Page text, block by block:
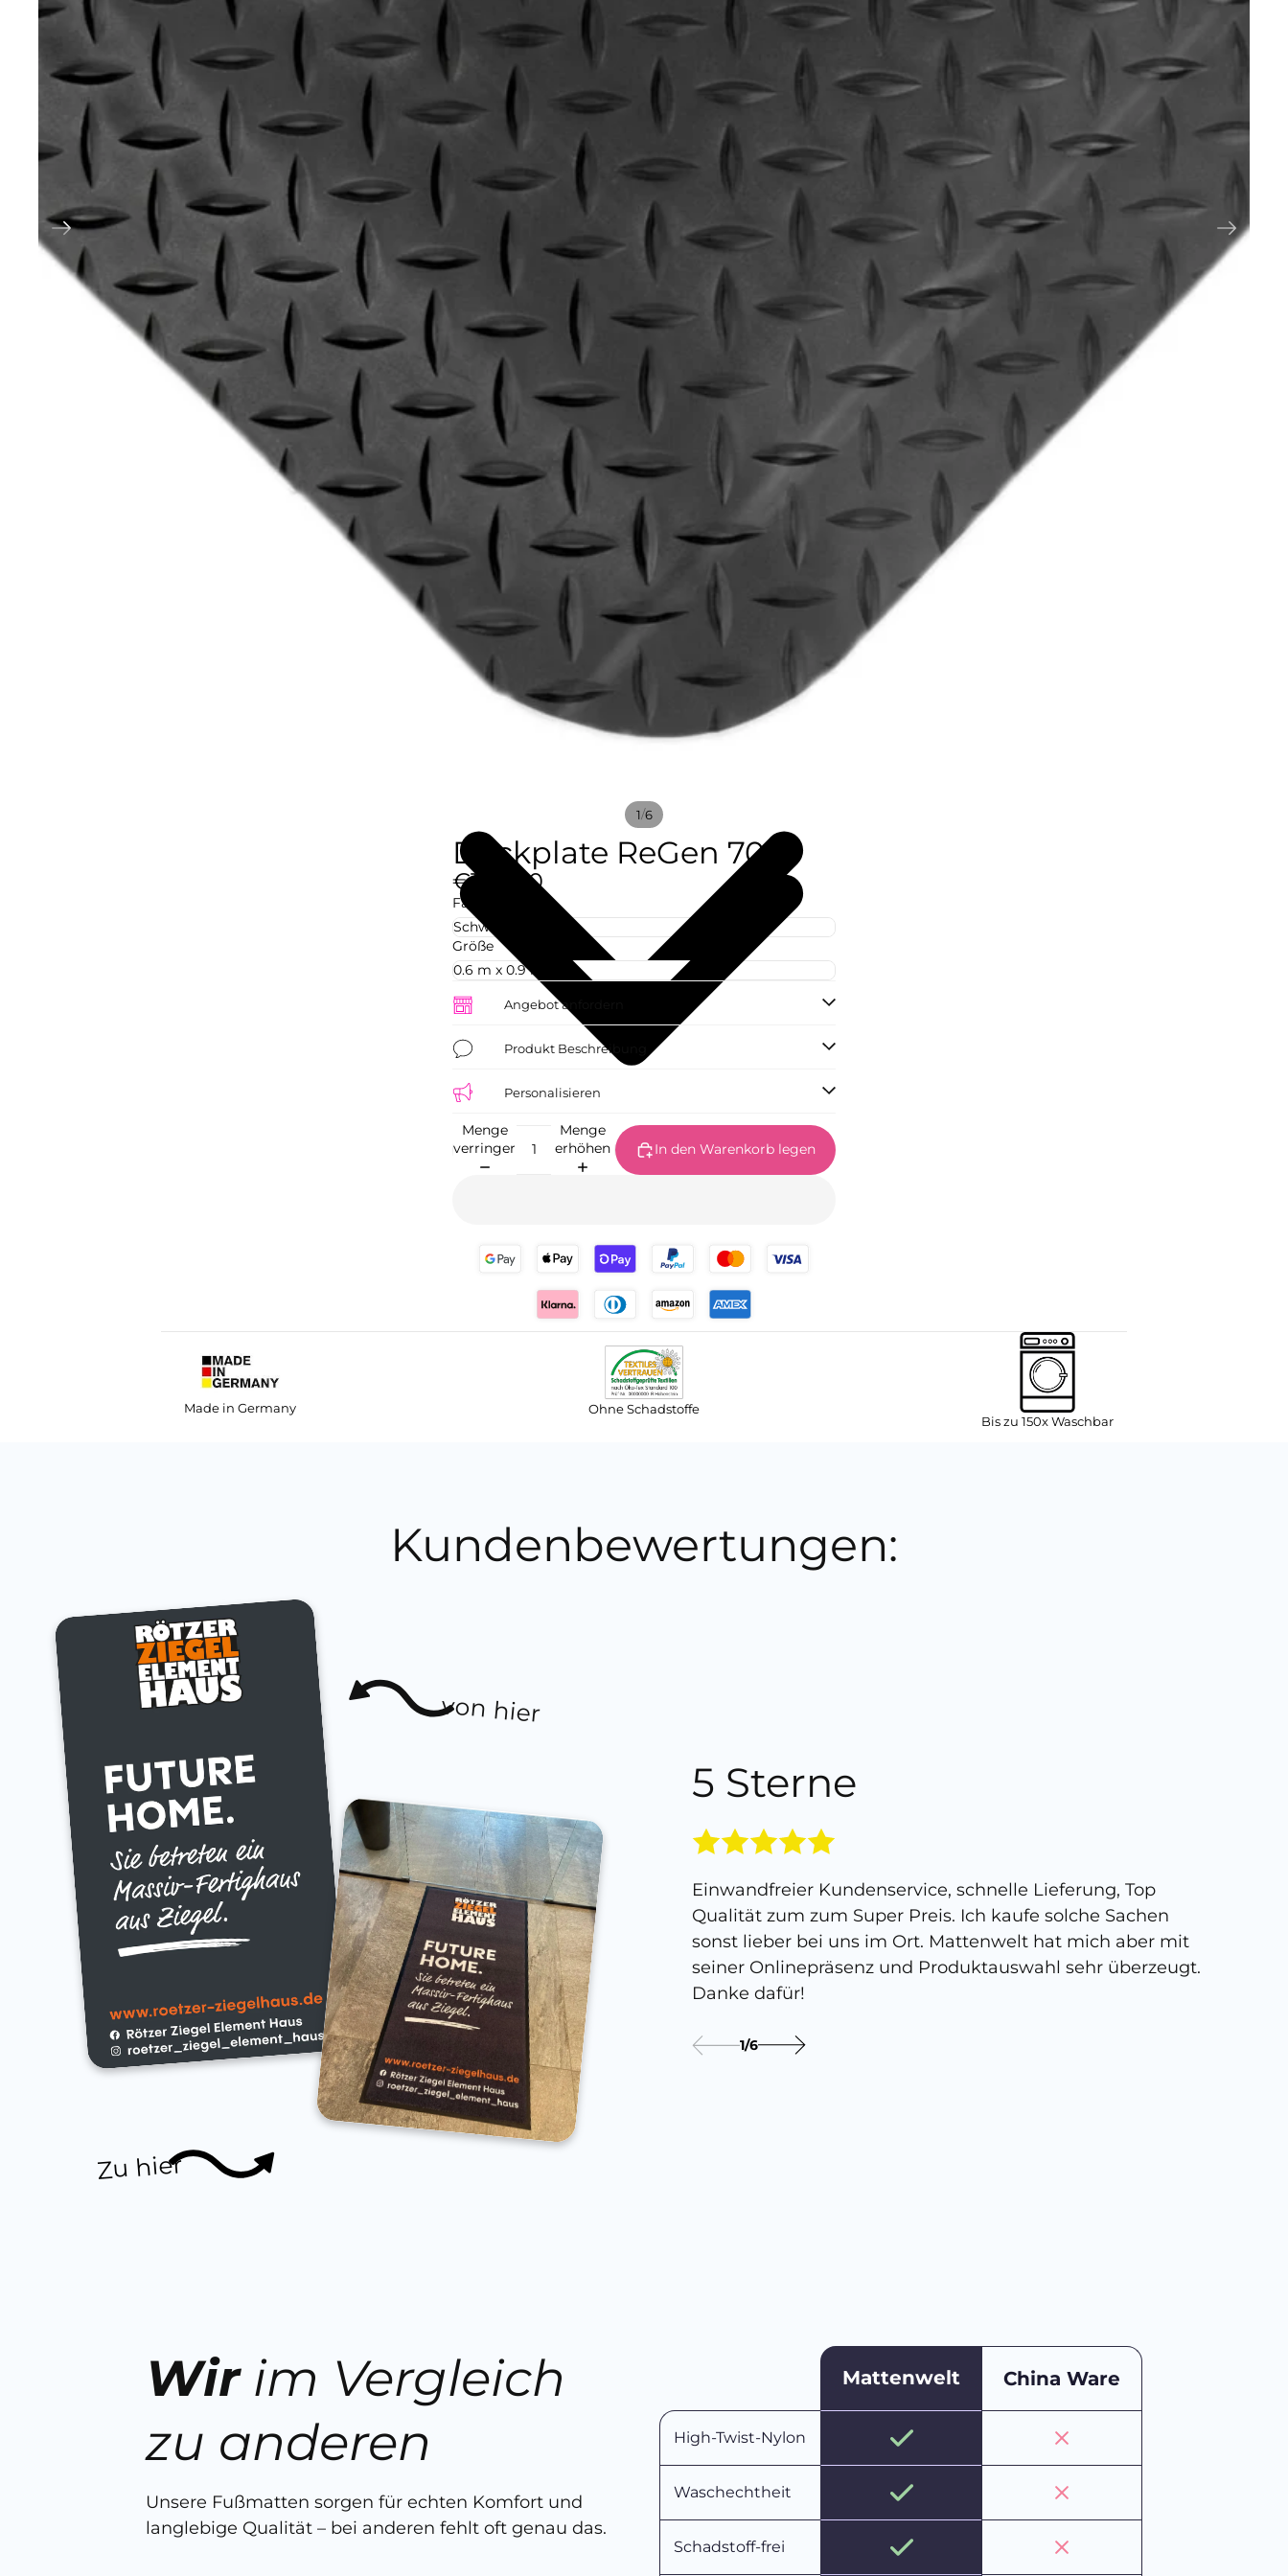
1/6
Deckplate ReGen 70
€100,20
Farbe
Größe
Angebot anfordern
Produkt Beschreibung
Personalisieren
Menge
verringern
Menge
erhöhen
In den Warenkorb legen
Made in Germany
Ohne Schadstoffe
Bis zu 150x Waschbar
Kundenbewertungen:
Zu hier
von hier
5 Sterne
Einwandfreier Kundenservice, schnelle Lieferung, Top
Qualität zum zum Super Preis. Ich kaufe solche Sachen
sonst lieber bei uns im Ort. Mattenwelt hat mich aber mit
seiner Onlinepräsenz und Produktauswahl sehr überzeugt.
Danke dafür!
1/6
Wirim Vergleich
zu anderen
Unsere Fußmatten sorgen für echten Komfort und
langlebige Qualität – bei anderen fehlt oft genau das.
Mattenwelt China Ware
High-Twist-Nylon
Waschechtheit
Schadstoff-frei